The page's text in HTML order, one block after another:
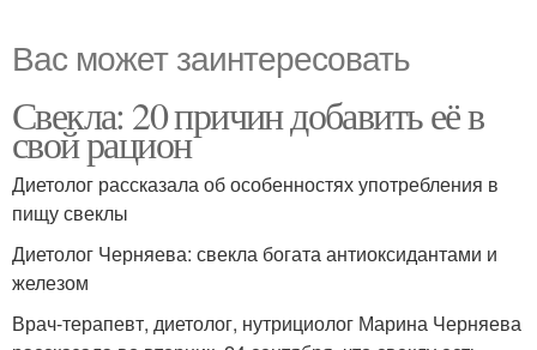
Вас может заинтересовать
Свекла: 20 причин добавить её в
свой рацион
Диетолог рассказала об особенностях употребления в
пищу свеклы
Диетолог Черняева: свекла богата антиоксидантами и
железом
Врач-терапевт, диетолог, нутрициолог Марина Черняева